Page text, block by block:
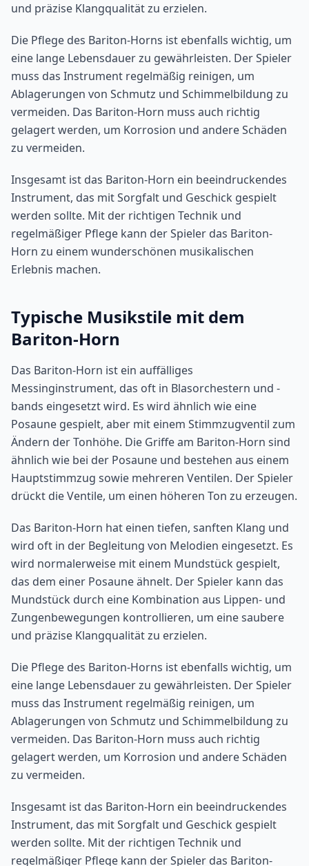
und präzise Klangqualität zu erzielen.
Die Pflege des Bariton-Horns ist ebenfalls wichtig, um
eine lange Lebensdauer zu gewährleisten. Der Spieler
muss das Instrument regelmäßig reinigen, um
Ablagerungen von Schmutz und Schimmelbildung zu
vermeiden. Das Bariton-Horn muss auch richtig
gelagert werden, um Korrosion und andere Schäden
zu vermeiden.
Insgesamt ist das Bariton-Horn ein beeindruckendes
Instrument, das mit Sorgfalt und Geschick gespielt
werden sollte. Mit der richtigen Technik und
regelmäßiger Pflege kann der Spieler das Bariton-
Horn zu einem wunderschönen musikalischen
Erlebnis machen.
Typische Musikstile mit dem
Bariton-Horn
Das Bariton-Horn ist ein auffälliges
Messinginstrument, das oft in Blasorchestern und -
bands eingesetzt wird. Es wird ähnlich wie eine
Posaune gespielt, aber mit einem Stimmzugventil zum
Ändern der Tonhöhe. Die Griffe am Bariton-Horn sind
ähnlich wie bei der Posaune und bestehen aus einem
Hauptstimmzug sowie mehreren Ventilen. Der Spieler
drückt die Ventile, um einen höheren Ton zu erzeugen.
Das Bariton-Horn hat einen tiefen, sanften Klang und
wird oft in der Begleitung von Melodien eingesetzt. Es
wird normalerweise mit einem Mundstück gespielt,
das dem einer Posaune ähnelt. Der Spieler kann das
Mundstück durch eine Kombination aus Lippen- und
Zungenbewegungen kontrollieren, um eine saubere
und präzise Klangqualität zu erzielen.
Die Pflege des Bariton-Horns ist ebenfalls wichtig, um
eine lange Lebensdauer zu gewährleisten. Der Spieler
muss das Instrument regelmäßig reinigen, um
Ablagerungen von Schmutz und Schimmelbildung zu
vermeiden. Das Bariton-Horn muss auch richtig
gelagert werden, um Korrosion und andere Schäden
zu vermeiden.
Insgesamt ist das Bariton-Horn ein beeindruckendes
Instrument, das mit Sorgfalt und Geschick gespielt
werden sollte. Mit der richtigen Technik und
regelmäßiger Pflege kann der Spieler das Bariton-